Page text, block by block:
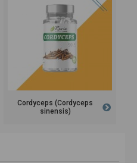
Cordyceps (Cordyceps
sinensis)